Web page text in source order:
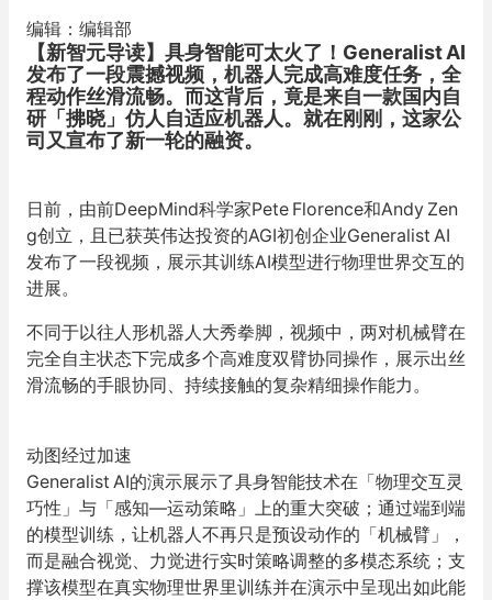
编辑：编辑部
【新智元导读】 具身智能可太火了！Generalist AI
发布了一段震撼视频，机器人完成高难度任务，全
程动作丝滑流畅。而这背后，竟是来自一款国内自
研「拂晓」仿人自适应机器人。 就在刚刚，这家公
司又宣布了新一轮的融资。
日前，由前DeepMind科学家Pete Florence和Andy Zen
g创立，且已获英伟达投资的AGI初创企业Generalist AI
发布了一段视频，展示其训练AI模型进行物理世界交互的
进展。
不同于以往人形机器人大秀拳脚，视频中，两对机械臂在
完全自主状态下完成多个高难度双臂协同操作，展示出丝
滑流畅的手眼协同、持续接触的复杂精细操作能力。
动图经过加速
Generalist AI的演示展示了具身智能技术在「物理交互灵
巧性」与「感知—运动策略」上的重大突破；通过端到端
的模型训练，让机器人不再只是预设动作的「机械臂」，
而是融合视觉、力觉进行实时策略调整的多模态系统；支
撑该模型在真实物理世界里训练并在演示中呈现出如此能